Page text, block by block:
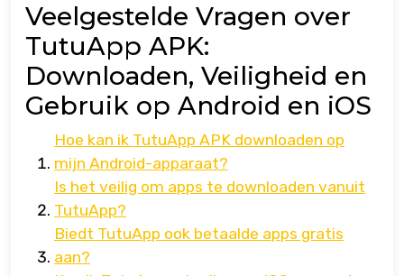
Veelgestelde Vragen over
TutuApp APK:
Downloaden, Veiligheid en
Gebruik op Android en iOS
Hoe kan ik TutuApp APK downloaden op
mijn Android-apparaat?
Is het veilig om apps te downloaden vanuit
TutuApp?
Biedt TutuApp ook betaalde apps gratis
aan?